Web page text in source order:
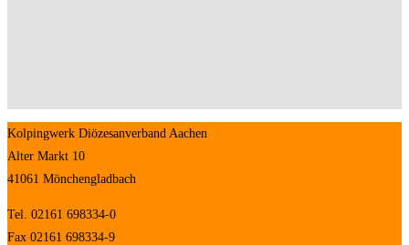
Kolpingwerk Diözesanverband Aachen
Alter Markt 10
41061 Mönchengladbach
Tel. 02161 698334-0
Fax 02161 698334-9